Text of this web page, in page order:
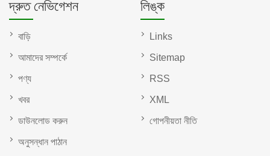
দ্রুত নেভিগেশন
বাড়ি
আমাদের সম্পর্কে
পণ্য
খবর
ডাউনলোড করুন
অনুসন্ধান পাঠান
লিঙ্ক
Links
Sitemap
RSS
XML
গোপনীয়তা নীতি